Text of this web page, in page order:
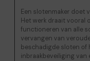
Een slotenmaker doet
Het werk draait vooral
functioneren van alle
vervangen van
beschadigde sloten of
inbraakbeveiliging van